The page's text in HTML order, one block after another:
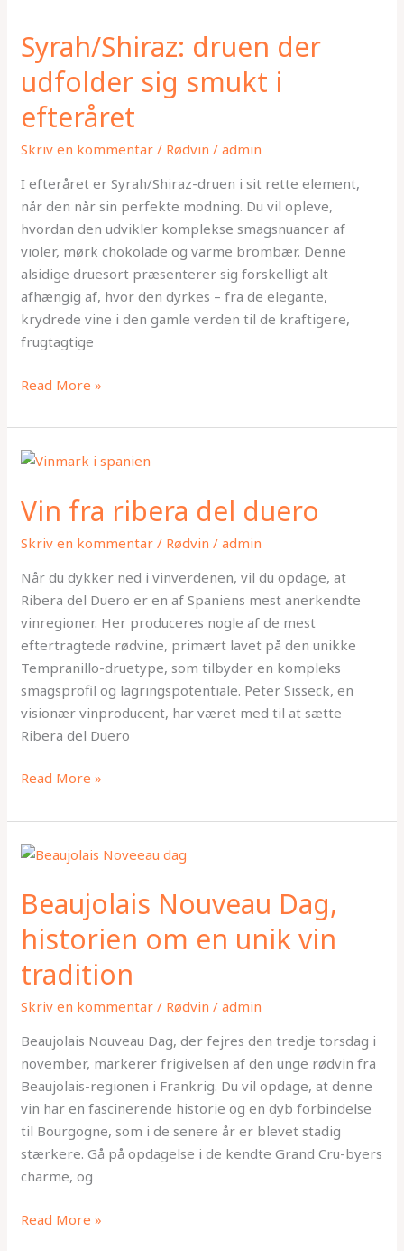
Syrah/Shiraz: druen der
udfolder sig smukt i
efteråret
Skriv en kommentar / Rødvin /admin
I efteråret er Syrah/Shiraz-druen i sit rette element,
når den når sin perfekte modning. Du vil opleve,
hvordan den udvikler komplekse smagsnuancer af
violer, mørk chokolade og varme brombær. Denne
alsidige druesort præsenterer sig forskelligt alt
afhængig af, hvor den dyrkes – fra de elegante,
krydrede vine i den gamle verden til de kraftigere,
frugtagtige
der
udfolder
sig
smukt
i
efteråret
Read More »
Vin fra ribera del duero
Skriv en kommentar / Rødvin /admin
Når du dykker ned i vinverdenen, vil du opdage, at
Ribera del Duero er en af Spaniens mest anerkendte
vinregioner. Her produceres nogle af de mest
eftertragtede rødvine, primært lavet på den unikke
Tempranillo-druetype, som tilbyder en kompleks
smagsprofil og lagringspotentiale. Peter Sisseck, en
visionær vinproducent, har været med til at sætte
Ribera del Duero
Vin
ribera
del
duero
Read More »
Beaujolais Nouveau Dag,
historien om en unik vin
tradition
Skriv en kommentar / Rødvin /admin
Beaujolais Nouveau Dag, der fejres den tredje torsdag i
november, markerer frigivelsen af den unge rødvin fra
Beaujolais-regionen i Frankrig. Du vil opdage, at denne
vin har en fascinerende historie og en dyb forbindelse
til Bourgogne, som i de senere år er blevet stadig
stærkere. Gå på opdagelse i de kendte Grand Cru-byers
charme, og
Beaujolais
Dag,
historien
om
en
unik
vin
tradition
Read More »